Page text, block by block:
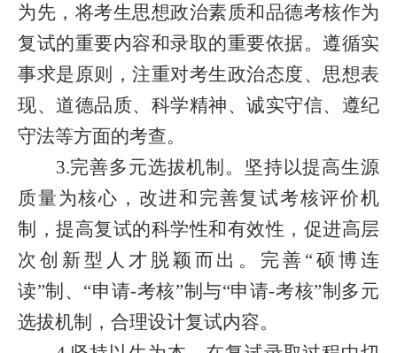
为先，将考生思想政治素质和品德考核作为
复试的重要内容和录取的重要依据。遵循实
事求是原则，注重对考生政治态度、思想表
现、道德品质、科学精神、诚实守信、遵纪
守法等方面的考查。
3.完善多元选拔机制。坚持以提高生源
质量为核心，改进和完善复试考核评价机
制，提高复试的科学性和有效性，促进高层
次创新型人才脱颖而出。完善“硕博连
读”制、“申请-考核”制与“申请-考核”制多元
选拔机制，合理设计复试内容。